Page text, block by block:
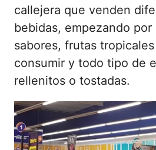
callejera que venden
bebidas, empezando
sabores, frutas
consumir y todo tipo de
rellenitos o tostadas.